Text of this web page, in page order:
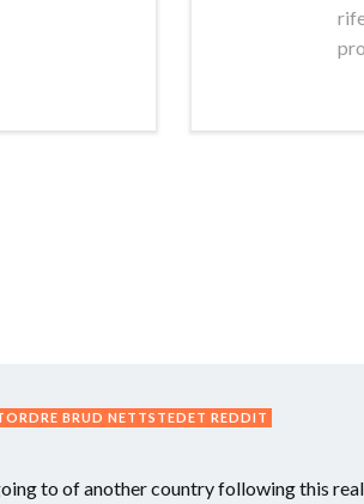
BRUD NETTSTEDET REDDIT
to of another country following this